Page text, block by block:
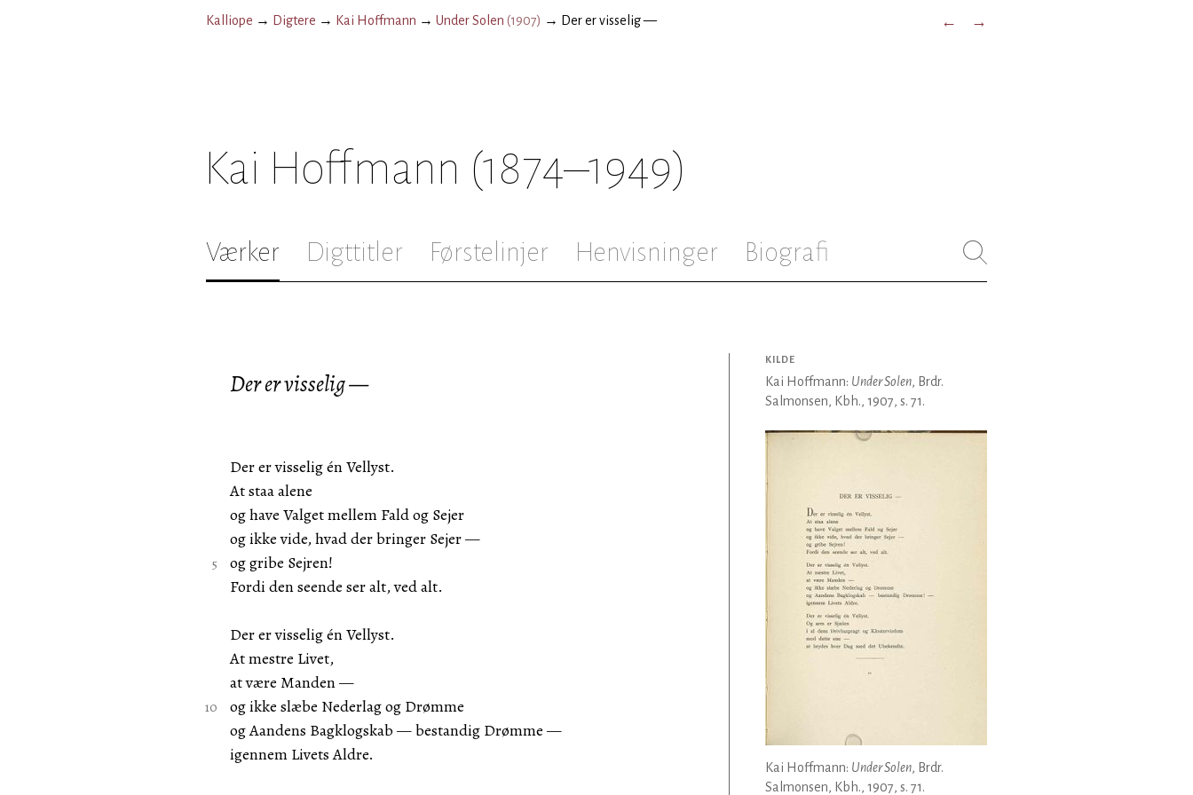
Kalliope → Digtere → Kai Hoffmann → Under Solen (1907) → Der er visselig — ← →
Kai Hoffmann (1874–1949)
Værker Digttitler Førstelinjer Henvisninger Biografi
Der er visselig —
Der er visselig én Vellyst.
At staa alene
og have Valget mellem Fald og Sejer
og ikke vide, hvad der bringer Sejer —
og gribe Sejren!
Fordi den seende ser alt, ved alt.
Der er visselig én Vellyst.
At mestre Livet,
at være Manden —
og ikke slæbe Nederlag og Drømme
og Aandens Bagklogskab — bestandig Drømme —
igennem Livets Aldre.
KILDE
Kai Hoffmann: Under Solen, Brdr.
Salmonsen, Kbh., 1907, s. 71.
Kai Hoffmann: Under Solen, Brdr.
Salmonsen, Kbh., 1907, s. 71.